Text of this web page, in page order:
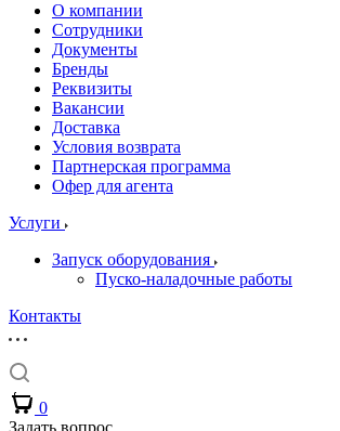
О компании
Сотрудники
Документы
Бренды
Реквизиты
Вакансии
Доставка
Условия возврата
Партнерская программа
Офер для агента
Услуги
Запуск оборудования
Пуско-наладочные работы
Контакты
0
Задать вопрос